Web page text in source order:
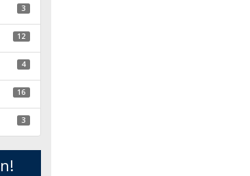
3
12
4
16
3